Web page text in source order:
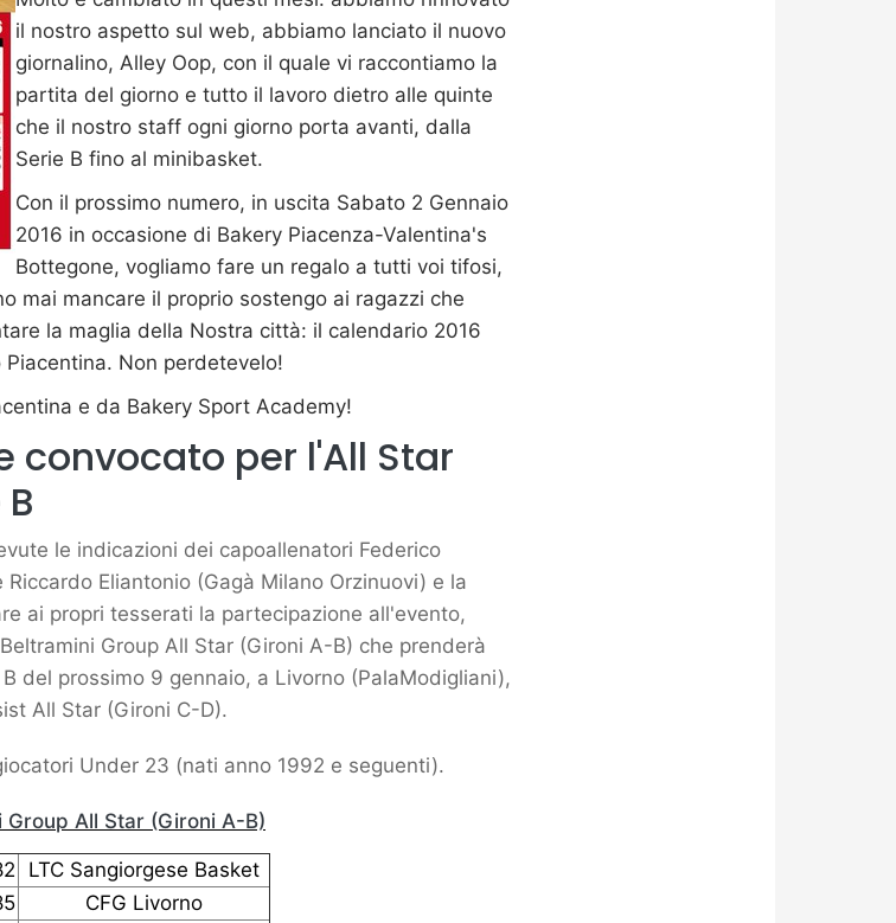
il nostro aspetto sul web, abbiamo lanciato il nuovo
giornalino, Alley Oop, con il quale vi raccontiamo la
partita del giorno e tutto il lavoro dietro alle quinte
che il nostro staff ogni giorno porta avanti, dalla
Serie B fino al minibasket.
Con il prossimo numero, in uscita Sabato 2 Gennaio
2016 in occasione di Bakery Piacenza-Valentina's
Bottegone, vogliamo fare un regalo a tutti voi tifosi,
mai mancare il proprio sostengo ai ragazzi che
la maglia della Nostra città: il calendario 2016
Non perdetevelo!
e da Bakery Sport Academy!
convocato per l'All Star
le indicazioni dei capoallenatori Federico
Riccardo Eliantonio (Gagà Milano Orzinuovi) e la
ai propri tesserati la partecipazione all'evento,
Group All Star (Gironi A-B) che prenderà
del prossimo 9 gennaio, a Livorno (PalaModigliani),
All Star (Gironi C-D).
Under 23 (nati anno 1992 e seguenti).
All Star (Gironi A-B)
LTC Sangiorgese Basket
CFG Livorno